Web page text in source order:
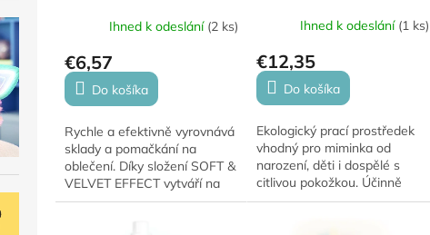
Ihned k odeslání (2 ks)
€6,57
Do košíka
Rychle a efektivně vyrovnává
sklady a pomačkání na
oblečení. Díky složení SOFT &
VELVET EFFECT vytváří na
textilu jemnou ochrannou
Ihned k odeslání (1 ks)
€12,35
Do košíka
Ekologický prací prostředek
vhodný pro miminka od
narození, děti i dospělé s
citlivou pokožkou. Účinně
pere a zároveň pečuje o